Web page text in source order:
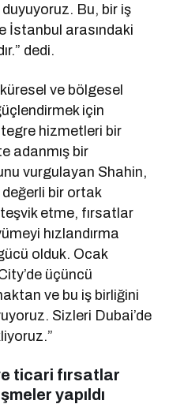
Bu, bir iş
İstanbul arasındaki
dedi.
ve bölgesel
için
hizmetleri bir
adanmış bir
vurgulayan Shahin,
bir ortak
etme, fırsatlar
hızlandırma
olduk. Ocak
üçüncü
ve bu iş birliğini
Sizleri Dubai’de
ticari fırsatlar
yapıldı